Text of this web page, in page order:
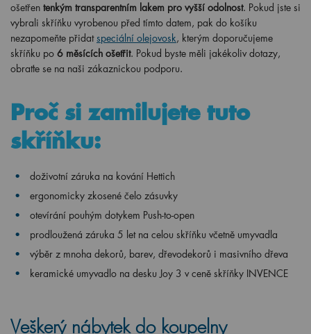
ošetřen tenkým transparentním lakem pro vyšší odolnost. Pokud jste si
vybrali skříňku vyrobenou před tímto datem, pak do košíku
nezapomeňte přidat speciální olejovosk, kterým doporučujeme
skříňku po 6 měsících ošetřit. Pokud byste měli jakékoliv dotazy,
obraťte se na naši zákaznickou podporu.
Proč si zamilujete tuto
skříňku:
doživotní záruka na kování Hettich
ergonomicky zkosené čelo zásuvky
otevírání pouhým dotykem Push-to-open
prodloužená záruka 5 let na celou skříňku včetně umyvadla
výběr z mnoha dekorů, barev, dřevodekorů i masivního dřeva
keramické umyvadlo na desku Joy 3 v ceně skříňky INVENCE
Veškerý nábytek do koupelny